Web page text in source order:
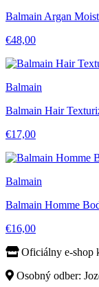
Balmain Argan
€48,00
Balmain
Balmain Hair
€17,00
Balmain
Balmain Homme
€16,00
Oficiálny e-shop
Osobný odber: